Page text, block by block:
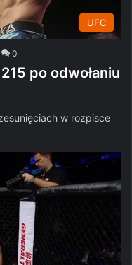
UFC
0
po odwołaniu
w rozpisce